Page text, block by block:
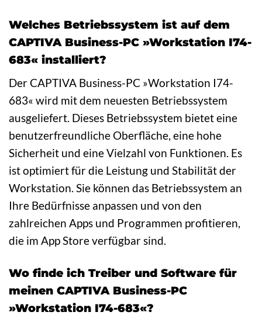
Welches Betriebssystem ist auf dem
CAPTIVA Business-PC »Workstation I74-
683« installiert?
Der CAPTIVA Business-PC »Workstation I74-
683« wird mit dem neuesten Betriebssystem
ausgeliefert. Dieses Betriebssystem bietet eine
benutzerfreundliche Oberfläche, eine hohe
Sicherheit und eine Vielzahl von Funktionen. Es
ist optimiert für die Leistung und Stabilität der
Workstation. Sie können das Betriebssystem an
Ihre Bedürfnisse anpassen und von den
zahlreichen Apps und Programmen profitieren,
die im App Store verfügbar sind.
Wo finde ich Treiber und Software für
meinen CAPTIVA Business-PC
»Workstation I74-683«?